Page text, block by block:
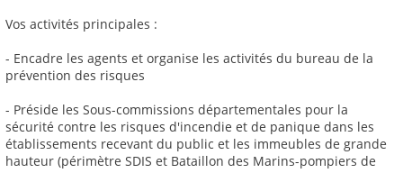
Vos activités principales :
- Encadre les agents et organise les activités du bureau de la
prévention des risques
- Préside les Sous-commissions départementales pour la
sécurité contre les risques d'incendie et de panique dans les
établissements recevant du public et les immeubles de grande
hauteur (périmètre SDIS et Bataillon des Marins-pompiers de